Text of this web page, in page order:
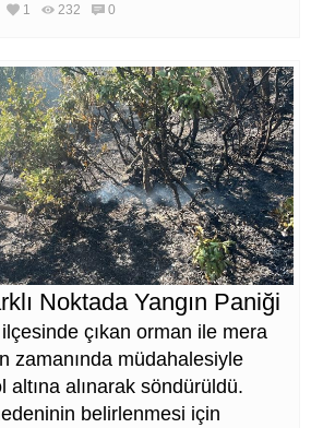
1 232 0
Noktada Yangın Paniği
çıkan orman ile mera
zamanında müdahalesiyle
altına alınarak söndürüldü.
belirlenmesi için